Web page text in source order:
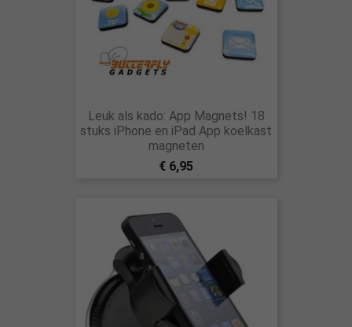
Leuk als kado: App Magnets! 18
stuks iPhone en iPad App koelkast
magneten
€ 6,95